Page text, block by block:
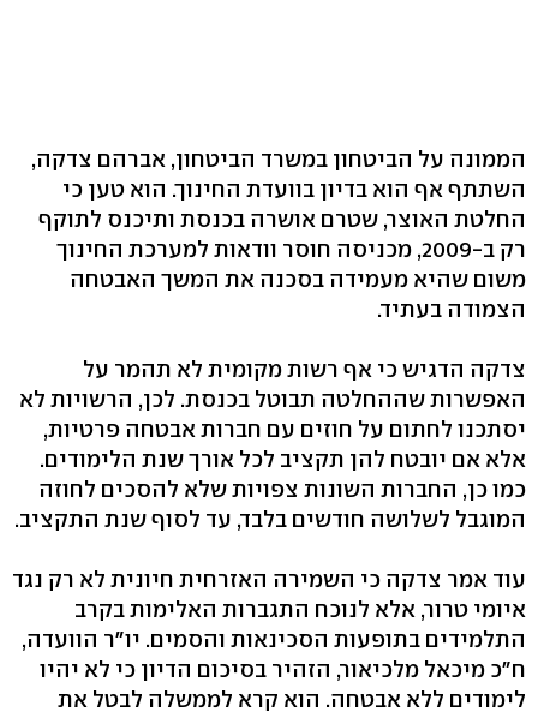
הממונה על הביטחון במשרד הביטחון, אברהם צדקה,
השתתף אף הוא בדיון בוועדת החינוך. הוא טען כי
החלטת האוצר, שטרם אושרה בכנסת ותיכנס לתוקף
רק ב-2009, מכניסה חוסר וודאות למערכת החינוך
משום שהיא מעמידה בסכנה את המשך האבטחה
הצמודה בעתיד.
צדקה הדגיש כי אף רשות מקומית לא תהמר על
האפשרות שההחלטה תבוטל בכנסת. לכן, הרשויות לא
יסתכנו לחתום על חוזים עם חברות אבטחה פרטיות,
אלא אם יובטח להן תקציב לכל אורך שנת הלימודים.
כמו כן, החברות השונות צפויות שלא להסכים לחוזה
המוגבל לשלושה חודשים בלבד, עד לסוף שנת התקציב.
עוד אמר צדקה כי השמירה האזרחית חיונית לא רק נגד
איומי טרור, אלא לנוכח התגברות האלימות בקרב
התלמידים בתופעות הסכינאות והסמים. יו"ר הוועדה,
ח"כ מיכאל מלכיאור, הזהיר בסיכום הדיון כי לא יהיו
לימודים ללא אבטחה. הוא קרא לממשלה לבטל את